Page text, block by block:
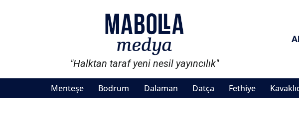
"Halktan taraf yeni nesil yayıncılık"
Menteşe Bodrum Dalaman Datça Fethiye